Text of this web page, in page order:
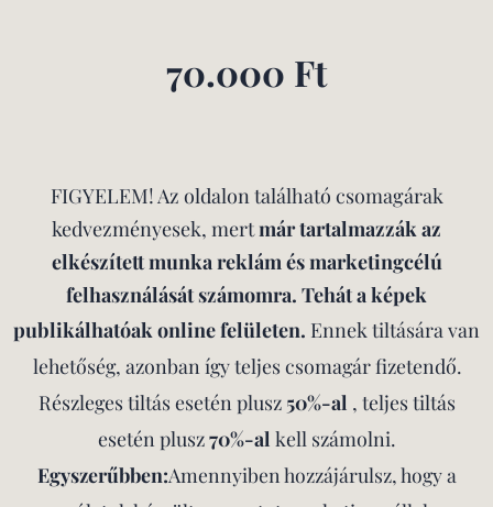
70.000 Ft
FIGYELEM! Az oldalon található csomagárak
kedvezményesek, mertmár tartalmazzák az
elkészített munka reklám és marketingcélú
felhasználását számomra. Tehát a képek
publikálhatóak online felületen. Ennek tiltására van
lehetőség, azonban így teljes csomagár fizetendő.
Részleges tiltás esetén plusz 50%-al , teljes tiltás
esetén plusz70%-al kell számolni.
Egyszerűbben:Amennyiben hozzájárulsz, hogy a